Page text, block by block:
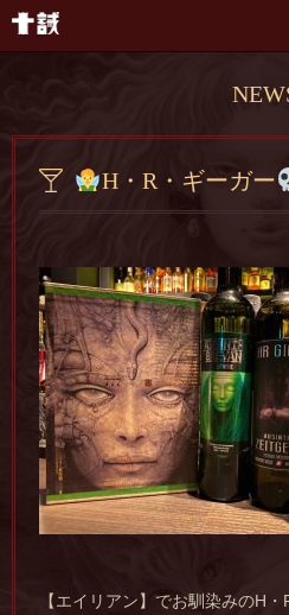
H・R・ギーガー
【エイリアン】でお馴染みのH